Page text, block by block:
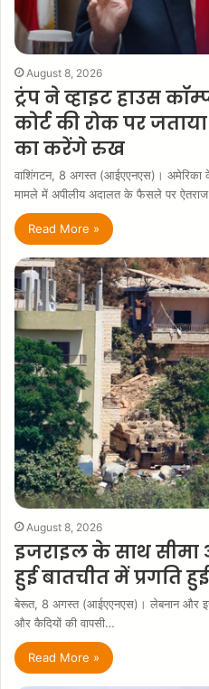
August 8, 2026
ट्रंप ने व्हाइट हाउस
कोर्ट की रोक पर
का करेंगे रुख
वाशिंगटन, 8 अगस्त (आईएएनएस)। अमेरिका के
मामले में अपीलीय अदालत के फैसले पर
Read More »
August 8, 2026
इजराइल के साथ सीमा
हुई बातचीत में प्रगति
बेरूत, 8 अगस्त (आईएएनएस)। लेबनान और
और कैदियों की वापसी…
Read More »